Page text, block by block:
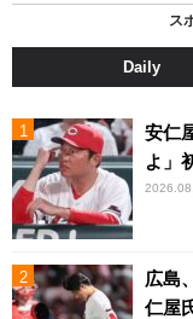
ス
Daily
安仁
よ」
広島
仁屋